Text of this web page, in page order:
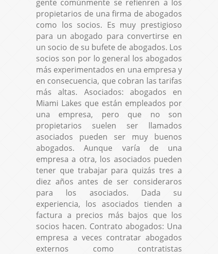
gente comúnmente se refienren a los
propietarios de una firma de abogados
como los socios. Es muy prestigioso
para un abogado para convertirse en
un socio de su bufete de abogados. Los
socios son por lo general los abogados
más experimentados en una empresa y
en consecuencia, que cobran las tarifas
más altas. Asociados: abogados en
Miami Lakes que están empleados por
una empresa, pero que no son
propietarios suelen ser llamados
asociados pueden ser muy buenos
abogados. Aunque varía de una
empresa a otra, los asociados pueden
tener que trabajar para quizás tres a
diez años antes de ser consideraros
para los asociados. Dada su
experiencia, los asociados tienden a
factura a precios más bajos que los
socios hacen. Contrato abogados: Una
empresa a veces contratar abogados
externos como contratistas